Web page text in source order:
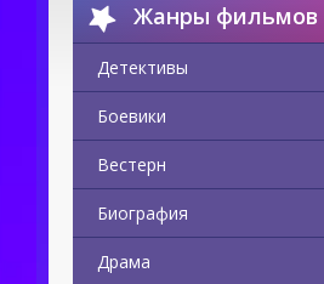
Жанры фильмов
Детективы
Боевики
Вестерн
Биография
Драма